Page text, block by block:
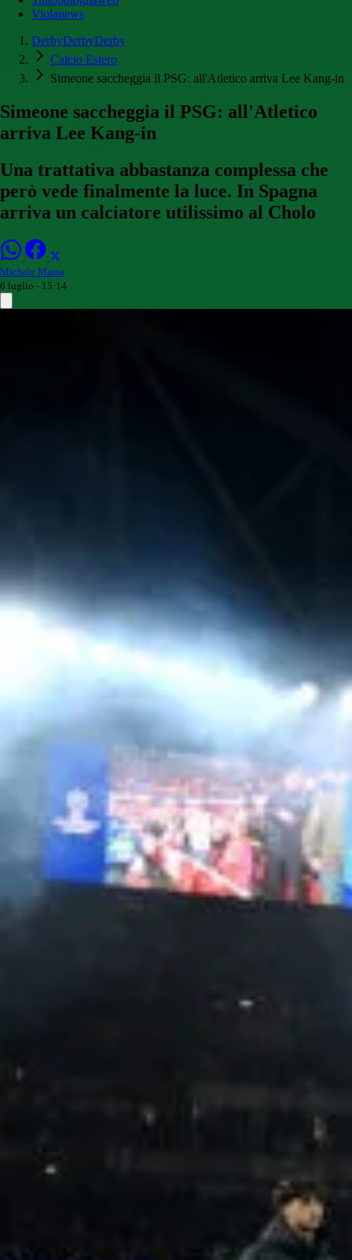
Violanews
DerbyDerbyDerby
Calcio Estero
Simeone saccheggia il PSG: all'Atletico arriva Lee Kang-in
Simeone saccheggia il PSG: all'Atletico
arriva Lee Kang-in
Una trattativa abbastanza complessa che
però vede finalmente la luce. In Spagna
arriva un calciatore utilissimo al Cholo
Michele Massa
6 luglio - 15:14